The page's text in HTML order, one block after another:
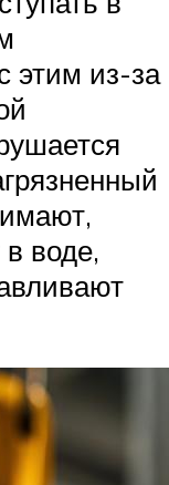
этим из-за
воде,